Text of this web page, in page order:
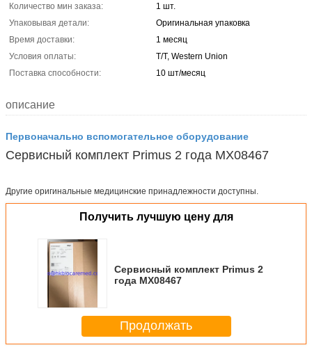
Количество мин заказа:
1 шт.
Упаковывая детали:
Оригинальная упаковка
Время доставки:
1 месяц
Условия оплаты:
T/T, Western Union
Поставка способности:
10 шт/месяц
описание
Первоначально вспомогательное оборудование
Сервисный комплект Primus 2 года MX08467
Другие оригинальные медицинские принадлежности доступны.
Получить лучшую цену для
Сервисный комплект Primus 2
года MX08467
Продолжать